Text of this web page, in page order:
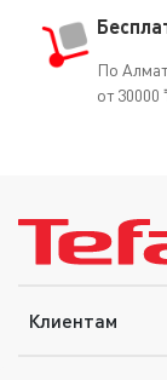
По
от 30000
Клиентам